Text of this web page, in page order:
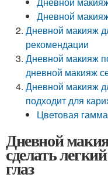
Дневной
Дневной макияж
рекомендации
Дневной макияж
дневной макияж
Дневной макияж
подходит для
Цветовая гамма
Дневной
сделать
глаз